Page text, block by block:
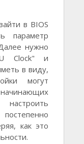
в BIOS
параметр
нужно
Clock" и
в виду,
могут
как это